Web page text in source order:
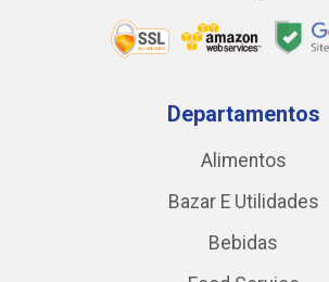
Departamentos
Alimentos
Bazar E Utilidades
Bebidas